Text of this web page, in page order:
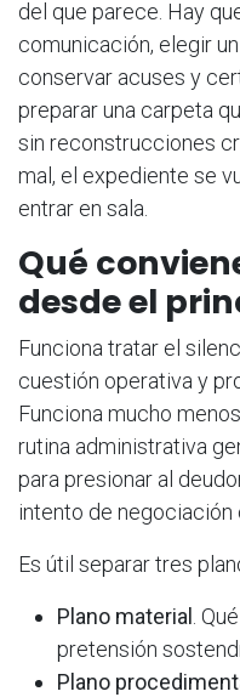
del que parece. Hay
comunicación, elegir
conservar acuses y
preparar una carpeta
sin reconstrucciones
mal, el expediente se
entrar en sala.
Qué
desde el
Funciona tratar el
cuestión operativa y
Funciona mucho
rutina administrativa
para presionar al
intento de negociación
Es útil separar tres
Plano material .
pretensión
Plano